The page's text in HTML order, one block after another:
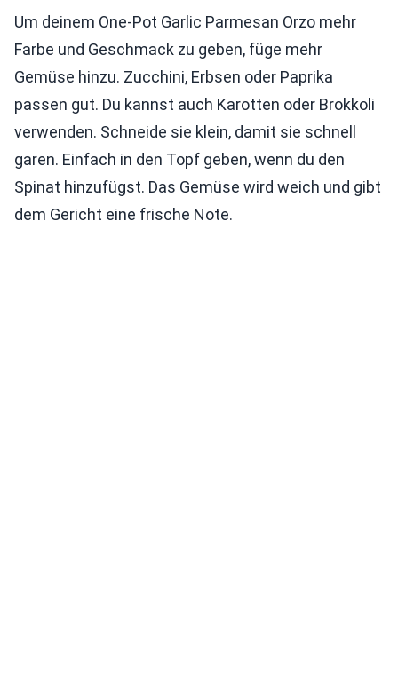
Um deinem One-Pot Garlic Parmesan Orzo mehr
Farbe und Geschmack zu geben, füge mehr
Gemüse hinzu. Zucchini, Erbsen oder Paprika
passen gut. Du kannst auch Karotten oder Brokkoli
verwenden. Schneide sie klein, damit sie schnell
garen. Einfach in den Topf geben, wenn du den
Spinat hinzufügst. Das Gemüse wird weich und gibt
dem Gericht eine frische Note.